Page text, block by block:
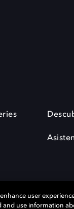
user
use information